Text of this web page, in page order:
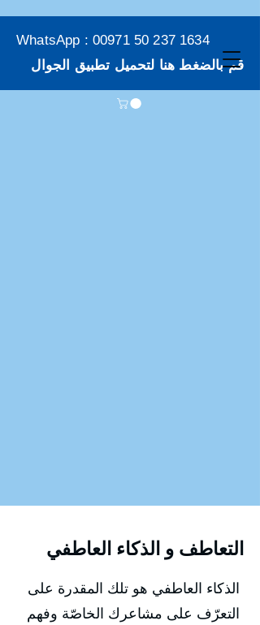
WhatsApp : 00971 50 237 1634
قم بالضغط هنا لتحميل تطبيق الجوال
التعاطف و الذكاء العاطفي
الذكاء العاطفي هو تلك المقدرة على
التعرّف على مشاعرك الخاصّة وفهم